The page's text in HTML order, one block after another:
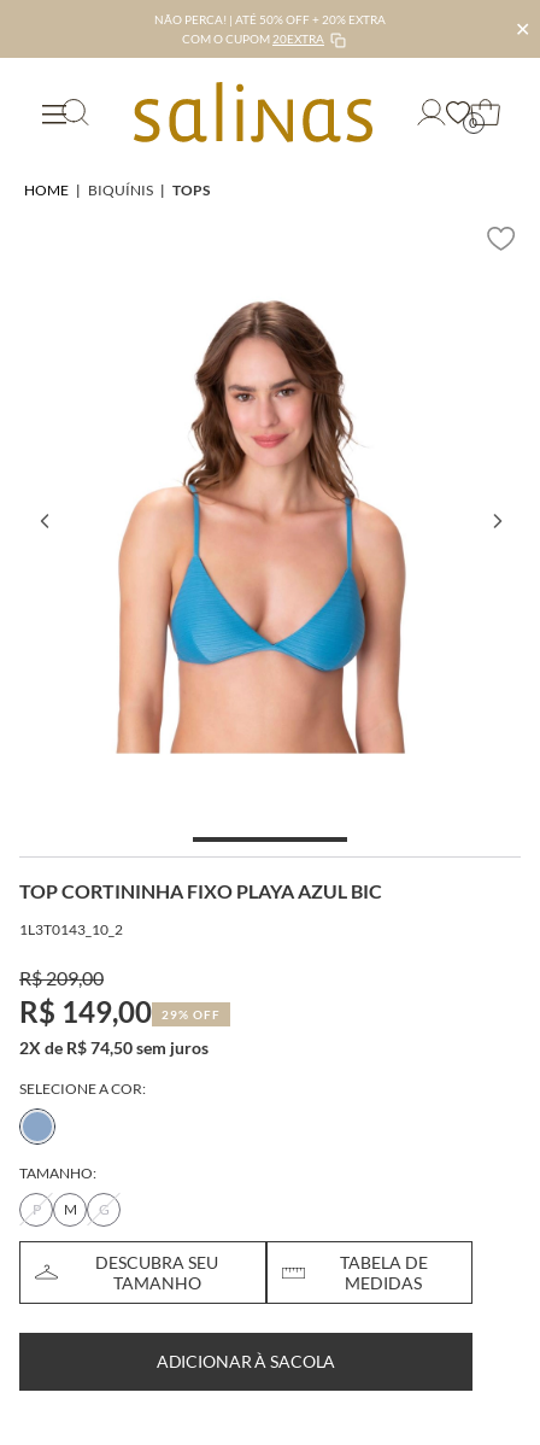
NÃO PERCA! | ATÉ 50% OFF + 20% EXTRA
COM O CUPOM 20EXTRA ✕
0
HOME | BIQUÍNIS | TOPS
TOP CORTININHA FIXO PLAYA AZUL BIC
1L3T0143_10_2
R$ 209,00
R$ 149,00 29% OFF
2X de R$ 74,50 sem juros
SELECIONE A COR:
TAMANHO:
P
M G
DESCUBRA SEU
TAMANHO
TABELA DE
MEDIDAS
ADICIONAR À SACOLA